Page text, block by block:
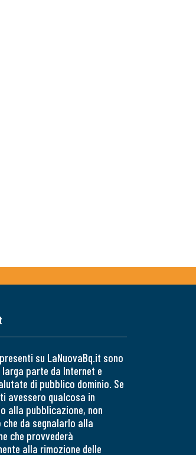
su LaNuovaBq.it sono
larga parte da Internet e
di pubblico dominio. Se
avessero qualcosa in
alla pubblicazione, non
che da segnalarlo alla
che provvederà
alla rimozione delle